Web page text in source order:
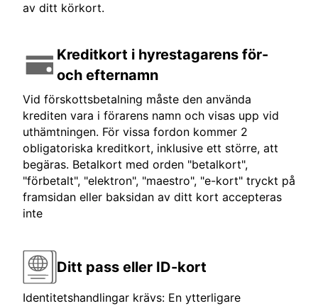
av ditt körkort.
Kreditkort i hyrestagarens för-
och efternamn
Vid förskottsbetalning måste den använda
krediten vara i förarens namn och visas upp vid
uthämtningen. För vissa fordon kommer 2
obligatoriska kreditkort, inklusive ett större, att
begäras. Betalkort med orden "betalkort",
"förbetalt", "elektron", "maestro", "e-kort" tryckt på
framsidan eller baksidan av ditt kort accepteras
inte
Ditt pass eller ID-kort
Identitetshandlingar krävs: En ytterligare